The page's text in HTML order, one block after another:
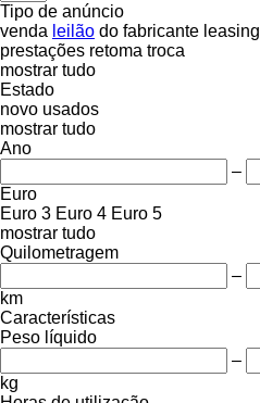
Tipo de anúncio
venda leilão do fabricante leasing
prestações retoma troca
mostrar tudo
Estado
novo usados
mostrar tudo
Ano
–
Euro
Euro 3 Euro 4 Euro 5
mostrar tudo
Quilometragem
–
km
Características
Peso líquido
–
kg